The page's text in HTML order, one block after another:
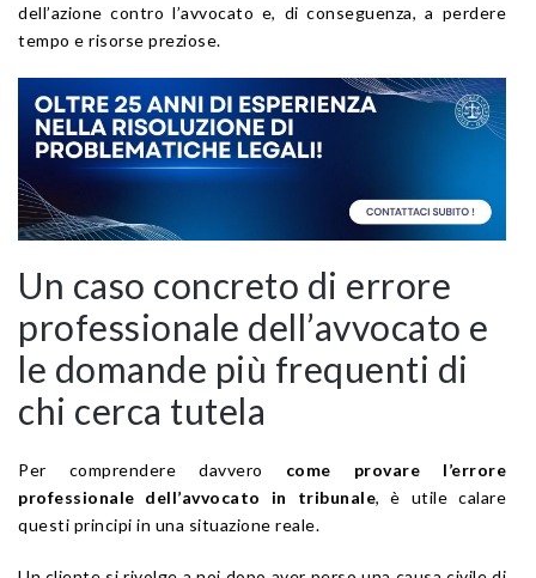
dell’azione contro l’avvocato e, di conseguenza, a perdere
tempo e risorse preziose.
Un caso concreto di errore
professionale dell’avvocato e
le domande più frequenti di
chi cerca tutela
Per comprendere davvero come provare l’errore
professionale dell’avvocato in tribunale, è utile calare
questi principi in una situazione reale.